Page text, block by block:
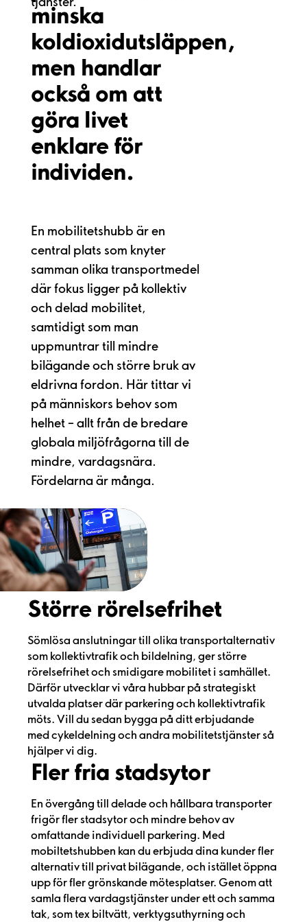
minska
koldioxidutsläppen,
men handlar
också om att
göra livet
enklare för
individen.
En mobilitetshubb är en
central plats som knyter
samman olika transportmedel
där fokus ligger på kollektiv
och delad mobilitet,
samtidigt som man
uppmuntrar till mindre
bilägande och större bruk av
eldrivna fordon. Här tittar vi
på människors behov som
helhet – allt från de bredare
globala miljöfrågorna till de
mindre, vardagsnära.
Fördelarna är många.
Större rörelsefrihet
Sömlösa anslutningar till olika transportalternativ
som kollektivtrafik och bildelning, ger större
rörelsefrihet och smidigare mobilitet i samhället.
Därför utvecklar vi våra hubbar på strategiskt
utvalda platser där parkering och kollektivtrafik
möts. Vill du sedan bygga på ditt erbjudande
med cykeldelning och andra mobilitetstjänster så
hjälper vi dig.
Fler fria stadsytor
En övergång till delade och hållbara transporter
frigör fler stadsytor och mindre behov av
omfattande individuell parkering. Med
mobiltetshubben kan du erbjuda dina kunder fler
alternativ till privat bilägande, och istället öppna
upp för fler grönskande mötesplatser. Genom att
samla flera vardagstjänster under ett och samma
tak, som tex biltvätt, verktygsuthyrning och